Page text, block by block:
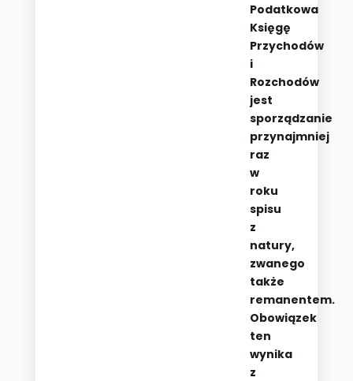
Podatkowa
Księgę
Przychodów
i
Rozchodów
jest
sporządzanie
przynajmniej
raz
w
roku
spisu
z
natury,
zwanego
także
remanentem.
Obowiązek
ten
wynika
z